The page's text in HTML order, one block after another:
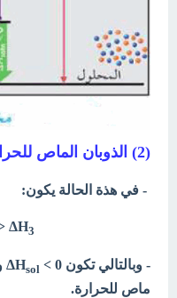
(2) الذوبان الماص للحرارة
- في هذة الحالة يكون:
ΔH3
- وبالتالي تكون ΔHsol
ماص للحرارة.